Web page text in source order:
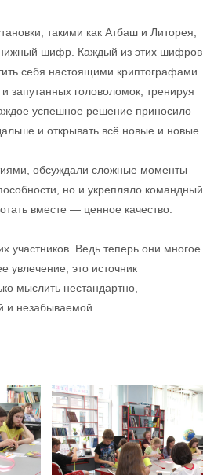
такими как Атбаш и Литорея,
шифр. Каждый из этих шифров
себя настоящими криптографами.
запутанных головоломок, тренируя
успешное решение приносило
и открывать всё новые и новые
обсуждали сложные моменты
но и укрепляло командный
вместе — ценное качество.
Ведь теперь они многое
это источник
мыслить нестандартно,
и незабываемой.